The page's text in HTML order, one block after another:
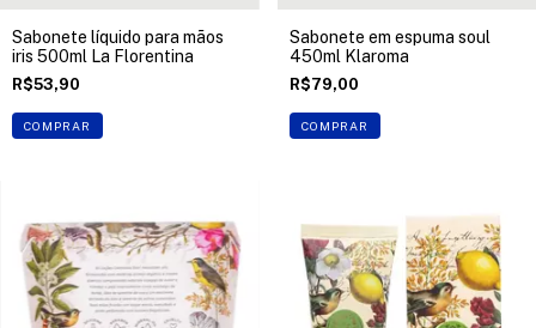
Sabonete líquido para mãos
iris 500ml La Florentina
R$53,90
COMPRAR
Sabonete em espuma soul
450ml Klaroma
R$79,00
COMPRAR